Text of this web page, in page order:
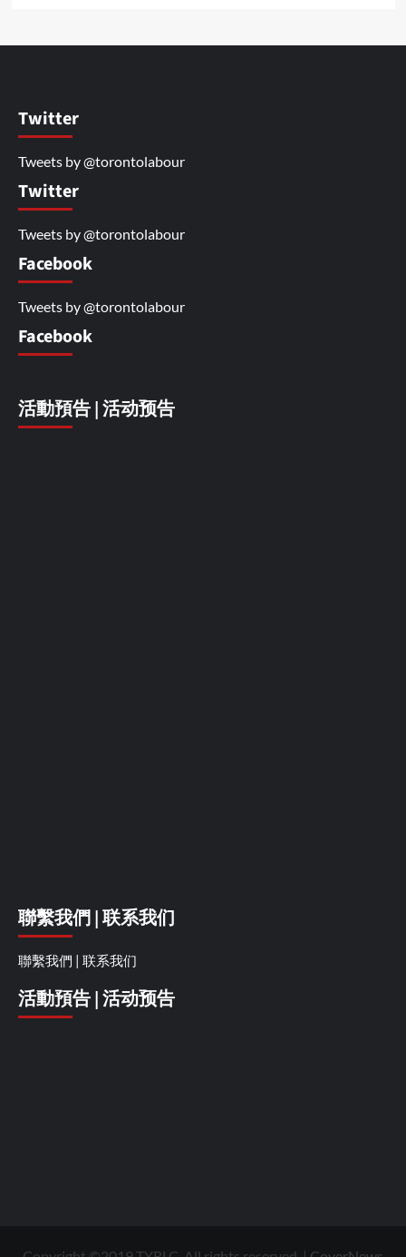
Twitter
Tweets by @torontolabour
Twitter
Tweets by @torontolabour
Facebook
Tweets by @torontolabour
Facebook
活動預告 | 活动预告
聯繫我們 | 联系我们
聯繫我們 | 联系我们
活動預告 | 活动预告